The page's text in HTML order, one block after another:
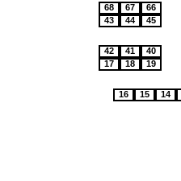
68 67
66
43
44 45
42 41
40
17
18 19
16 15 14